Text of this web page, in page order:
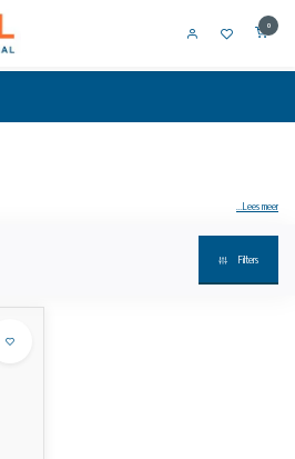
0
verbinding van metaal en metaal, kunststof en kunststof, metaal en kunststof
kwaliteit; bouten A4-80 / 316 Ti en
...Lees meer
Filters